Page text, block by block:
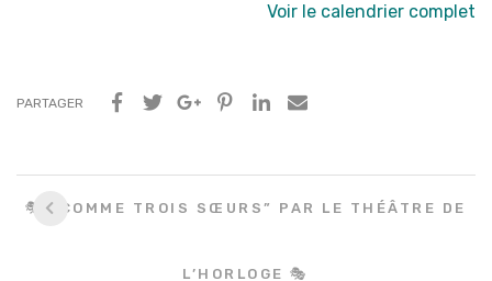
Voir le calendrier complet
PARTAGER
Navigation
entre
🎭 “COMME TROIS SŒURS” PAR LE THÉÂTRE DE
L’HORLOGE 🎭